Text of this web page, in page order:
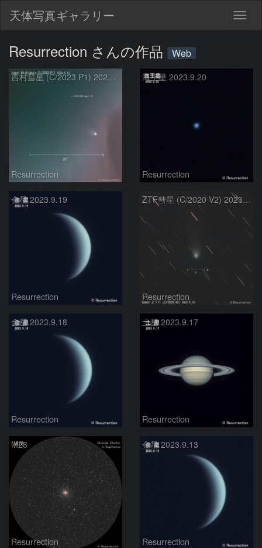
天体写真ギャラリー
Resurrection さんの作品 Web
西村彗星 (C/2023 P1) 2023.9.18
Resurrection
海王星 2023.9.20
Resurrection
金星 2023.9.19
Resurrection
ZTF彗星 (C/2020 V2) 2023.9.18
Resurrection
金星 2023.9.18
Resurrection
土星 2023.9.17
Resurrection
M28
Resurrection
金星 2023.9.13
Resurrection